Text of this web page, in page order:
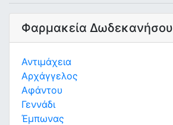
Φαρμακεία Δωδεκανήσου
Αντιμάχεια
Αρχάγγελος
Αφάντου
Γεννάδι
Έμπωνας